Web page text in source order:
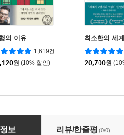
의 이유
1,619건
원 (10% 할인)
최소한의 세
20,700원
보 리뷰/한줄평 (0/0)